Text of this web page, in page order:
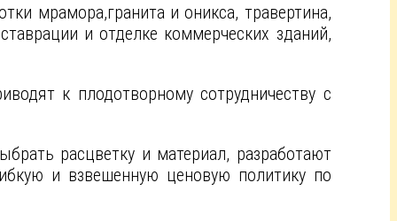
мрамора,гранита и оникса, травертина,
и отделке коммерческих зданий,
к плодотворному сотрудничеству с
расцветку и материал, разработают
и взвешенную ценовую политику по